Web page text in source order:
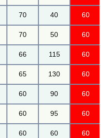
70 40 60
70 50 60
66 115 60
65 130 60
60 90 60
60 95 60
60 60 60